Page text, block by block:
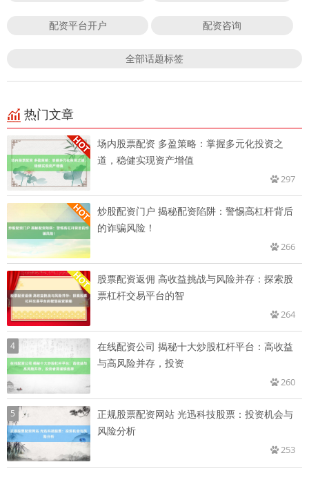
配资平台开户 配资咨询
全部话题标签
热门文章
场内股票配资 多盈策略：掌握多元化投资之
道，稳健实现资产增值
297
炒股配资门户 揭秘配资陷阱：警惕高杠杆背后
的诈骗风险！
266
股票配资返佣 高收益挑战与风险并存：探索股
票杠杆交易平台的智
264
4
在线配资公司 揭秘十大炒股杠杆平台：高收益
与高风险并存，投资
260
5
正规股票配资网站 光迅科技股票：投资机会与
风险分析
253